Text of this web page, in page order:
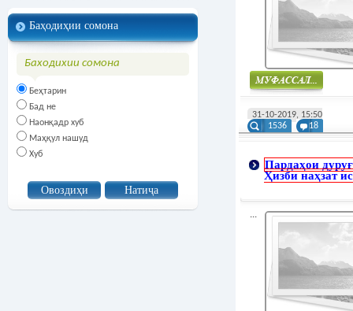
Баҳодиҳии сомона
Баходихии сомона
Беҳтарин
Бад не
Наонқадр хуб
Маҳқул нашуд
Хуб
31-10-2019, 15:50
1536
18
Пардаҳои
Ҳизби наҳзат
...